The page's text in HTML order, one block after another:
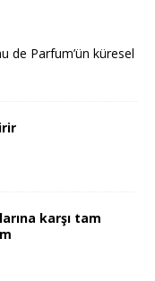
de Parfum’ün küresel
karşı tam